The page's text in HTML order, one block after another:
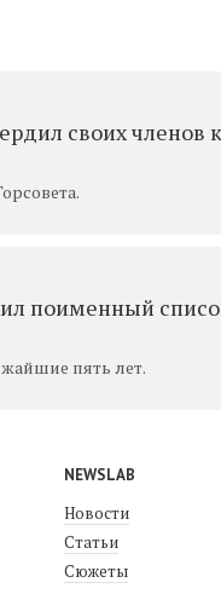
своих
поименный
пять лет.
NEWSLAB
Новости
Статьи
Сюжеты